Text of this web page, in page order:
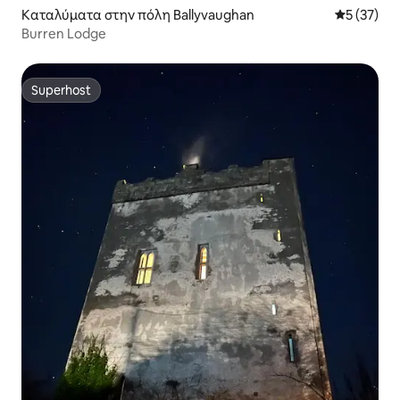
Καταλύματα στην πόλη Ballyvaughan Μέση
5 (37)
Burren Lodge
Superhost
Superhost